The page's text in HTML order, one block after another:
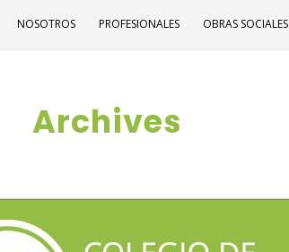
NOSOTROS PROFESIONALES OBRAS SOCIALES
Archives